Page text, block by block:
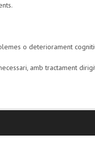
o deteriorament
amb tractament